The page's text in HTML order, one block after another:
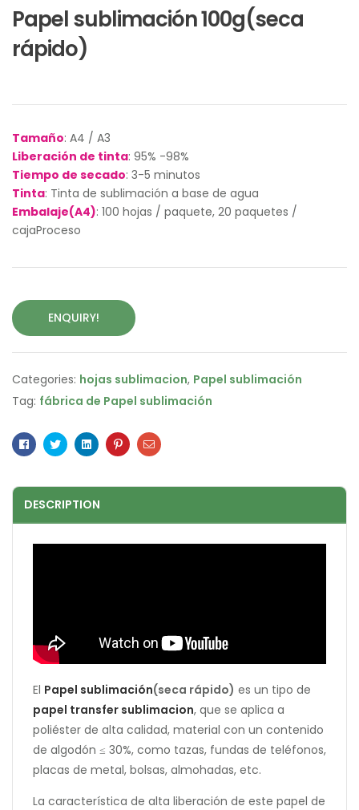
Papel sublimación 100g(seca
rápido)
Tamaño: A4 / A3
Liberación de tinta: 95% -98%
Tiempo de secado: 3-5 minutos
Tinta: Tinta de sublimación a base de agua
Embalaje(A4): 100 hojas / paquete, 20 paquetes /
cajaProceso
ENQUIRY!
Categories: hojas sublimacion, Papel sublimación
Tag: fábrica de Papel sublimación
Facebook
TwitterLinkedinPinterestEmail
DESCRIPTION
El Papel sublimación(seca rápido) es un tipo de
papel transfer sublimacion, que se aplica a
poliéster de alta calidad, material con un contenido
de algodón ≤ 30%, como tazas, fundas de teléfonos,
placas de metal, bolsas, almohadas, etc.
La característica de alta liberación de este papel de